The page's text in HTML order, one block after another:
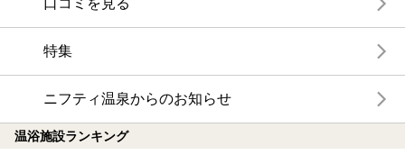
特集
ニフティ温泉からのお知らせ
温浴施設ランキング